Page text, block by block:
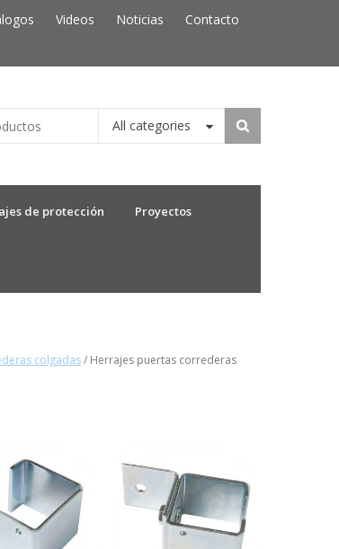
Videos Noticias
Contacto
All categories
de protección Proyectos
colgadas/ Herrajes puertas correderas